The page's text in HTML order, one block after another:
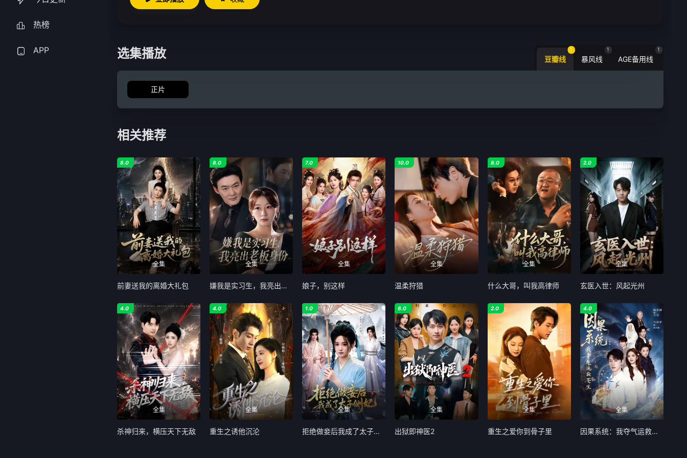
热榜
APP 选集播放 豆瓣线
1
暴风线
1
AGE备用线
1
正片
相关推荐
全集
8.0
前妻送我的离婚大礼包
全集
8.0
嫌我是实习生，我亮出老板身份
全集
7.0
娘子，别这样
全集
10.0
温柔狩猎
全集
8.0
什么大哥，叫我高律师
全集
2.0
玄医入世：风起光州
全集
4.0
杀神归来，横压天下无敌
全集
4.0
重生之诱他沉沦
全集
1.0
拒绝做妾后我成了太子侧妃
全集
6.0
出狱即神医2
全集
2.0
重生之爱你到骨子里
全集
4.0
因果系统：我夺气运救苍生